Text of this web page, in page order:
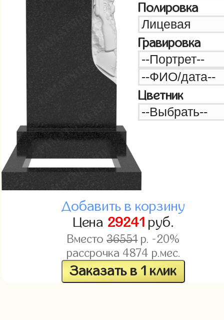
Полировка
Гравировка
Цветник
Добавить в корзину
Цена 29241руб.
Вместо36551р. -20%
рассрочка 4874 р.мес.
Заказать в 1 клик